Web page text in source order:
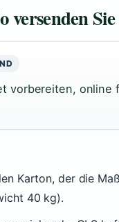
vorbereiten, online
Karton, der die
40 kg).